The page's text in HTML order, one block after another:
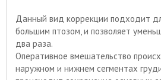
Данный вид коррекции подходит
большим птозом, и позволяет
два раза.
Оперативное вмешательство
наружном и нижнем сегментах